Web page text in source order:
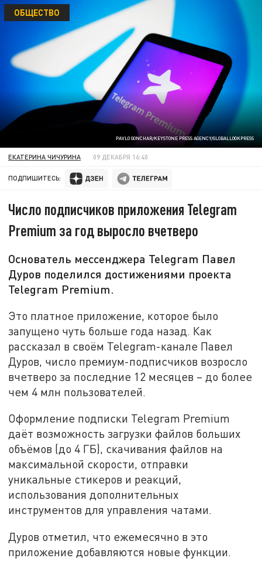
PAVLO GONCHAR/KEYSTONE PRESS AGENCY/GLOBALLOOKPRESS
ОБЩЕСТВО
ЕКАТЕРИНА ЧИЧУРИНА 09 ДЕКАБРЯ 16:40
ПОДПИШИТЕСЬ:
Число подписчиков приложения Telegram
Premium за год выросло вчетверо
Основатель мессенджера Telegram Павел
Дуров поделился достижениями проекта
Telegram Premium.
Это платное приложение, которое было
запущено чуть больше года назад. Как
рассказал в своём Telegram-канале Павел
Дуров, число премиум-подписчиков возросло
вчетверо за последние 12 месяцев – до более
чем 4 млн пользователей.
Оформление подписки Telegram Premium
даёт возможность загрузки файлов больших
объёмов (до 4 ГБ), скачивания файлов на
максимальной скорости, отправки
уникальные стикеров и реакций,
использования дополнительных
инструментов для управления чатами.
Дуров отметил, что ежемесячно в это
приложение добавляются новые функции.